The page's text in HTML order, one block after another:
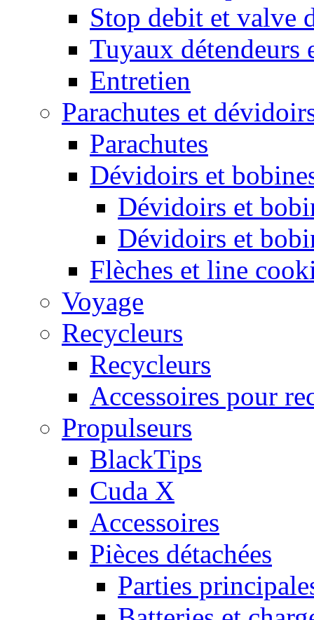
Stop debit et valve
Tuyaux détendeurs
Entretien
Parachutes et
Parachutes
Dévidoirs et
Dévidoirs et
Dévidoirs et
Flèches et line
Voyage
Recycleurs
Recycleurs
Accessoires pour
Propulseurs
BlackTips
Cuda X
Accessoires
Pièces détachées
Parties